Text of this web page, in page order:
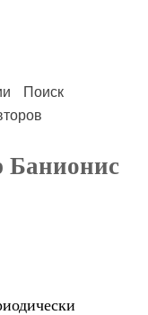
Поиск
Банионис